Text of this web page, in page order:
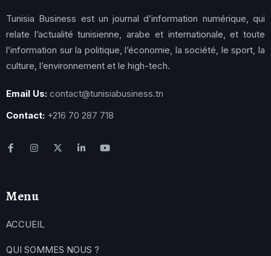
Tunisia Business est un journal d’information numérique, qui
relate l’actualité tunisienne, arabe et internationale, et toute
l’information sur la politique, l’économie, la société, le sport, la
culture, l’environnement et le high-tech.
Email Us: contact@tunisiabusiness.tn
Contact: +216 70 287 718
Menu
ACCUEIL
QUI SOMMES NOUS ?